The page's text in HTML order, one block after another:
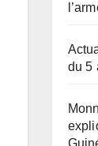
du 5